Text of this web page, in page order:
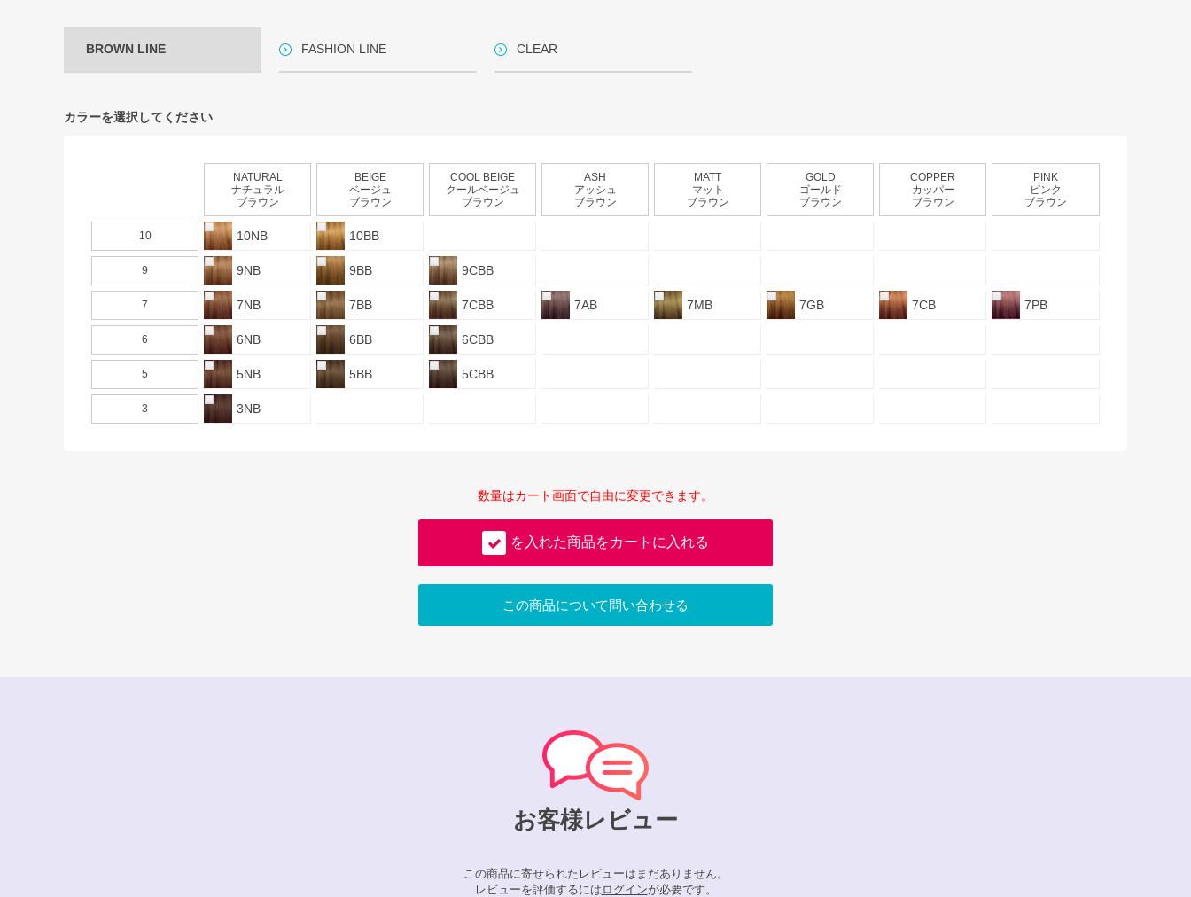
BROWN LINE FASHION LINE CLEAR
カラーを選択してください
NATURAL
ナチュラル
ブラウン
BEIGE
ベージュ
ブラウン
COOL BEIGE
クールベージュ
ブラウン
ASH
アッシュ
ブラウン
MATT
マット
ブラウン
GOLD
ゴールド
ブラウン
COPPER
カッパー
ブラウン
PINK
ピンク
ブラウン
10 10NB 10BB
9 9NB 9BB 9CBB
7 7NB 7BB 7CBB 7AB 7MB 7GB 7CB 7PB
6 6NB 6BB 6CBB
5 5NB 5BB 5CBB
3 3NB
数量はカート画面で自由に変更できます。
を入れた商品をカートに入れる
この商品について問い合わせる
お客様レビュー
この商品に寄せられたレビューはまだありません。
レビューを評価するには ログインが必要です。